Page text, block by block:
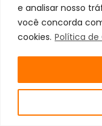
e analisar nosso
você concorda
cookies. Política de
SUA
VEJA
FAZER